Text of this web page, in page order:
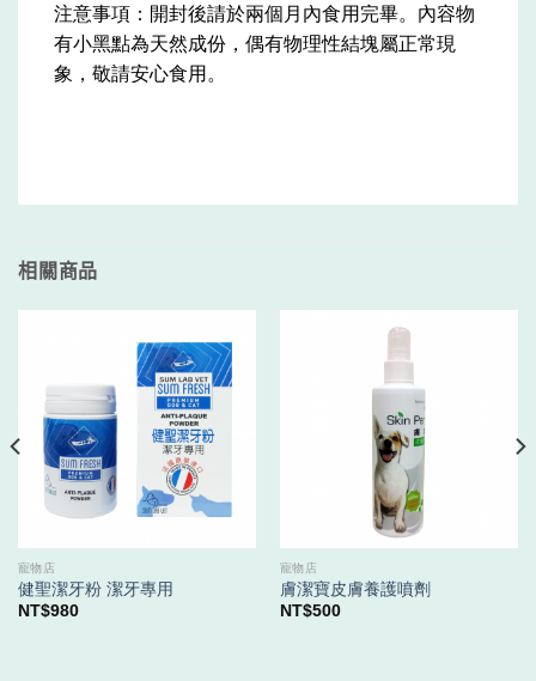
注意事項：開封後請於兩個月內食用完畢。內容物
有小黑點為天然成份，偶有物理性結塊屬正常現
象，敬請安心食用。
相關商品
寵物店
健聖潔牙粉 潔牙專用
NT$980
寵物店
膚潔寶皮膚養護噴劑
NT$500